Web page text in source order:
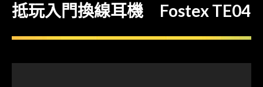
抵玩入門換線耳機 Fostex TE04